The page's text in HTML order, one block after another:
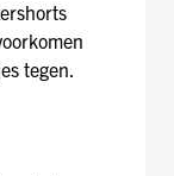
tegen.